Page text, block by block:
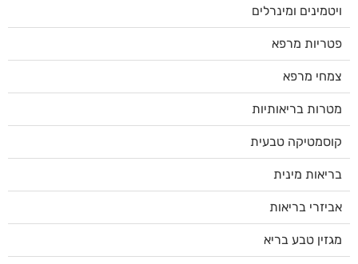
ויטמינים ומינרלים
פטריות מרפא
צמחי מרפא
מטרות בריאותיות
קוסמטיקה טבעית
בריאות מינית
אביזרי בריאות
מגזין טבע בריא